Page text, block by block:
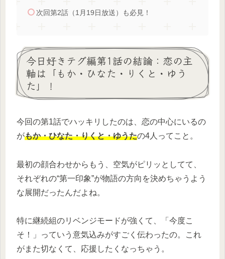
次回第2話（1月19日放送）も必見！
今日好きテグ編第1話の結論：恋の主
軸は「もか・ひなた・りくと・ゆう
た」！
今回の第1話でハッキリしたのは、恋の中心にいるの
がもか・ひなた・りくと・ゆうたの4人ってこと。
最初の顔合わせからもう、空気がピリッとしてて、
それぞれの“第一印象”が物語の方向を決めちゃうよう
な展開だったんだよね。
特に継続組のリベンジモードが強くて、「今度こ
そ！」っていう意気込みがすごく伝わったの。これ
がまた切なくて、応援したくなっちゃう。